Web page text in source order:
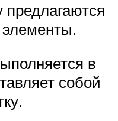
предлагаются
в
собой